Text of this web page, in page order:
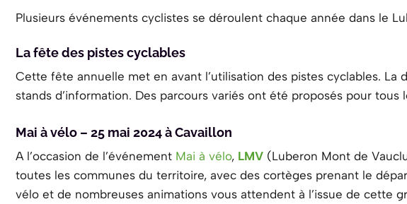
Plusieurs événements cyclistes se déroulent chaque année dans le
La fête des pistes cyclables
Cette fête annuelle met en avant l’utilisation des pistes cyclables.
stands d’information. Des parcours variés ont été proposés pour
Mai à vélo – 25 mai 2024 à Cavaillon
A l’occasion de l’événement Mai à vélo, LMV (Luberon Mont de
toutes les communes du territoire, avec des cortèges prenant le
vélo et de nombreuses animations vous attendent à l’issue de cette